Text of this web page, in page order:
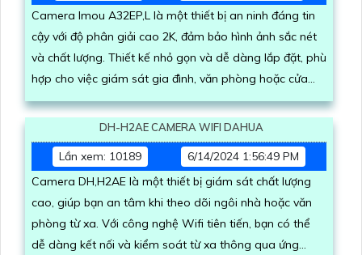
Camera Imou A32EP,L là một thiết bị an ninh đáng tin
cậy với độ phân giải cao 2K, đảm bảo hình ảnh sắc nét
và chất lượng. Thiết kế nhỏ gọn và dễ dàng lắp đặt, phù
hợp cho việc giám sát gia đình, văn phòng hoặc cửa
hàng
DH-H2AE CAMERA WIFI DAHUA
Lần xem: 10189
6/14/2024 1:56:49 PM
Camera DH,H2AE là một thiết bị giám sát chất lượng
cao, giúp bạn an tâm khi theo dõi ngôi nhà hoặc văn
phòng từ xa. Với công nghệ Wifi tiên tiến, bạn có thể
dễ dàng kết nối và kiểm soát từ xa thông qua ứng